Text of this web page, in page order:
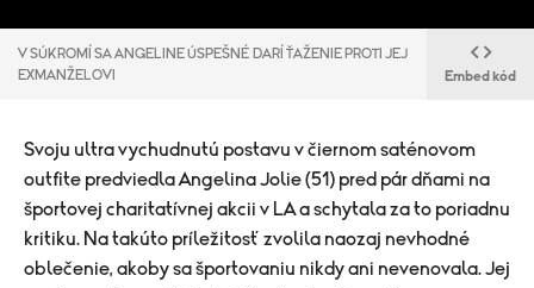
V SÚKROMÍ SA ANGELINE ÚSPEŠNÉ DARÍ ŤAŽENIE PROTI JEJ
EXMANŽELOVI
Embed kód
Svoju ultra vychudnutú postavu v čiernom saténovom
outfite predviedla Angelina Jolie (51) pred pár dňami na
športovej charitatívnej akcii v LA a schytala za to poriadnu
kritiku. Na takúto príležitosť zvolila naozaj nevhodné
oblečenie, akoby sa športovaniu nikdy ani nevenovala. Jej